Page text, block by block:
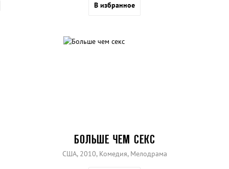
В избранное
БОЛЬШЕ ЧЕМ СЕКС
США, 2010, Комедия, Мелодрама